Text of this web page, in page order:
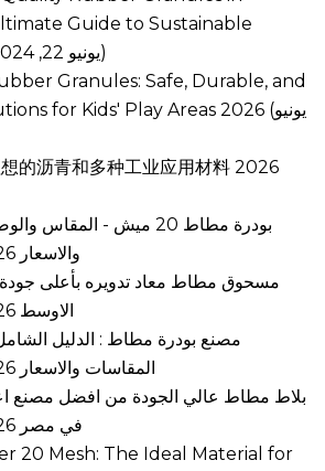
Guide to Sustainable
(يونيو 22, 2024)
Granules: Safe, Durable, and
for Kids' Play Areas 2026 (يونيو
的沥青和多种工业应用材料 2026
بودرة مطاط 20 ميش -
والاسعار 2026
مسحوق مطاط معاد تدويره بأعلى
الاوسط 2026
مصنع بودرة مطاط : الدليل
المقاسات والاسعار 2026
بلاط مطاط عالي الجودة من افضل مصنع
في مصر 2026
20 Mesh: The Ideal Material for